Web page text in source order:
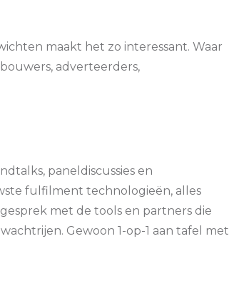
maakt het zo interessant. Waar
adverteerders,
paneldiscussies en
fulfilment technologieën, alles
met de tools en partners die
Gewoon 1-op-1 aan tafel met